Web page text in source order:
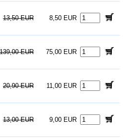
13,50 EUR 8,50 EUR
139,00 EUR 75,00 EUR
20,90 EUR 11,00 EUR
13,00 EUR 9,00 EUR